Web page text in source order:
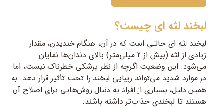
لبخند لثه ای چیست؟
لبخند لثه ای حالتی است که در آن، هنگام خندیدن، مقدار
زیادی از لثه (بیش از ۲ میلی‌متر) بالای دندان‌ها نمایان
می‌شود. این وضعیت اگرچه از نظر پزشکی خطرناک نیست، اما
در موارد شدید می‌تواند زیبایی لبخند را تحت تأثیر قرار دهد. به
همین دلیل، بسیاری از افراد به دنبال روش‌هایی برای اصلاح آن
هستند تا لبخندی جذاب‌تر داشته باشند.